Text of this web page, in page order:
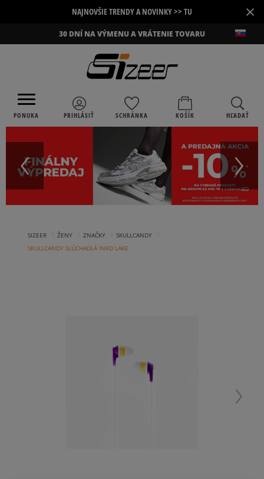
NAJNOVŠIE TRENDY A NOVINKY >> TU ×
30 DNÍ NA VÝMENU A VRÁTENIE TOVARU
PONUKA PRIHLÁSIŤ SCHRÁNKA KOŠÍK HĽADAŤ
SIZEER ŽENY ZNAČKY SKULLCANDY
SKULLCANDY SLÚCHADLÁ INKD LAKE